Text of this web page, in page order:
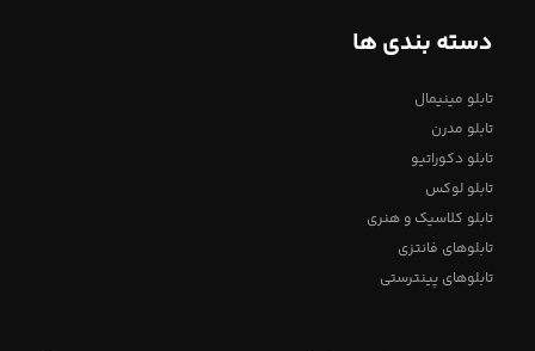
دسته بندی ها
تابلو مینیمال
تابلو مدرن
تابلو دکوراتیو
تابلو لوکس
تابلو کلاسیک و هنری
تابلوهای فانتزی
تابلوهای پینترستی